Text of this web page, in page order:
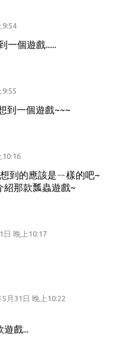
9:54
一個遊戲......
9:55
到一個遊戲~~~
10:16
到的應該是ㄧ樣的吧~
紹那款瓢蟲遊戲~
日 晚上10:17
5月31日 晚上10:22
戲...